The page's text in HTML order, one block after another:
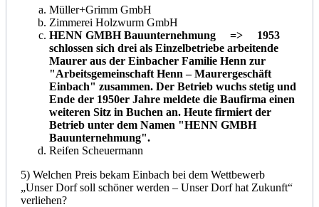
Müller+Grimm GmbH
Zimmerei Holzwurm GmbH
HENN GMBH Bauunternehmung => 1953
schlossen sich drei als Einzelbetriebe arbeitende
Maurer aus der Einbacher Familie Henn zur
"Arbeitsgemeinschaft Henn – Maurergeschäft
Einbach" zusammen. Der Betrieb wuchs stetig und
Ende der 1950er Jahre meldete die Baufirma einen
weiteren Sitz in Buchen an. Heute firmiert der
Betrieb unter dem Namen "HENN GMBH
Bauunternehmung".
Reifen Scheuermann
5) Welchen Preis bekam Einbach bei dem Wettbewerb
„Unser Dorf soll schöner werden – Unser Dorf hat Zukunft“
verliehen?